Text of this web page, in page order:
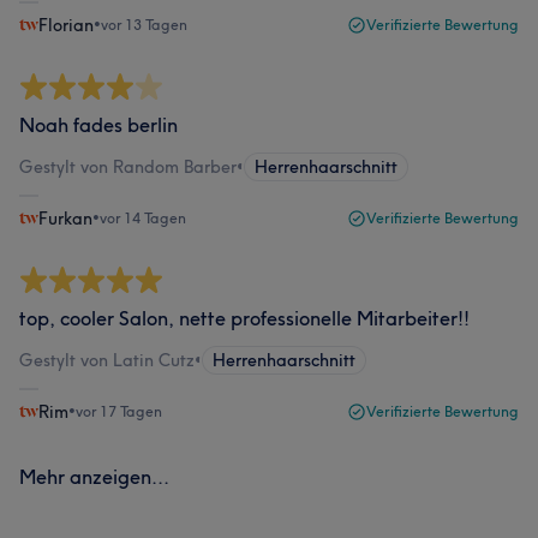
Florian•vor 13 Tagen Verifizierte Bewertung
Noah fades berlin
Gestylt von Random Barber• Herrenhaarschnitt
Furkan•vor 14 Tagen Verifizierte Bewertung
top, cooler Salon, nette professionelle Mitarbeiter!!
Gestylt von Latin Cutz• Herrenhaarschnitt
Rim•vor 17 Tagen Verifizierte Bewertung
Mehr anzeigen...